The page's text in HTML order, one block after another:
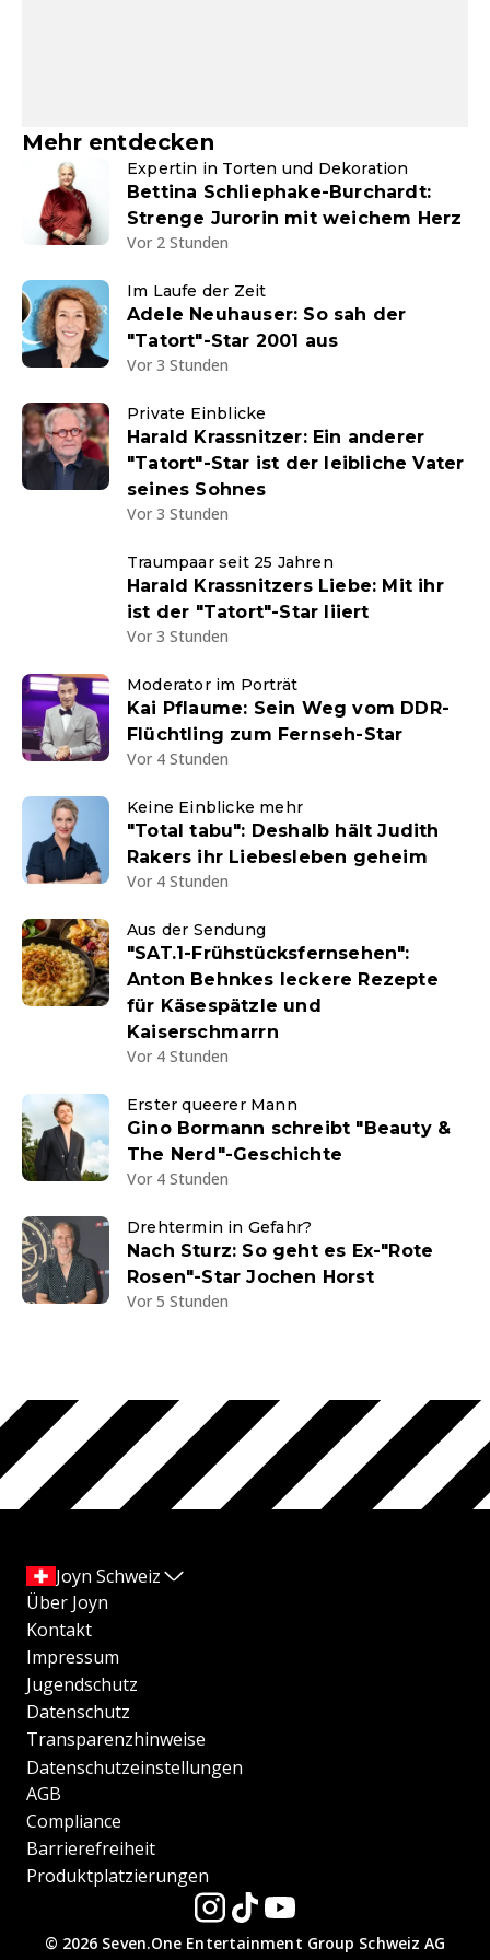
Mehr entdecken
Expertin in Torten und Dekoration
Bettina Schliephake-Burchardt:
Strenge Jurorin mit weichem Herz
Vor 2 Stunden
Im Laufe der Zeit
Adele Neuhauser: So sah der
"Tatort"-Star 2001 aus
Vor 3 Stunden
Private Einblicke
Harald Krassnitzer: Ein anderer
"Tatort"-Star ist der leibliche Vater
seines Sohnes
Vor 3 Stunden
Traumpaar seit 25 Jahren
Harald Krassnitzers Liebe: Mit ihr
ist der "Tatort"-Star liiert
Vor 3 Stunden
Moderator im Porträt
Kai Pflaume: Sein Weg vom DDR-
Flüchtling zum Fernseh-Star
Vor 4 Stunden
Keine Einblicke mehr
"Total tabu": Deshalb hält Judith
Rakers ihr Liebesleben geheim
Vor 4 Stunden
Aus der Sendung
"SAT.1-Frühstücksfernsehen":
Anton Behnkes leckere Rezepte
für Käsespätzle und
Kaiserschmarrn
Vor 4 Stunden
Erster queerer Mann
Gino Bormann schreibt "Beauty &
The Nerd"-Geschichte
Vor 4 Stunden
Drehtermin in Gefahr?
Nach Sturz: So geht es Ex-"Rote
Rosen"-Star Jochen Horst
Vor 5 Stunden
Joyn Schweiz
Über Joyn
Kontakt
Impressum
Jugendschutz
Datenschutz
Transparenzhinweise
Datenschutzeinstellungen
AGB
Compliance
Barrierefreiheit
Produktplatzierungen
© 2026 Seven.One Entertainment Group Schweiz AG